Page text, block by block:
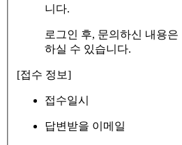
니다.
로그인 후, 문의하신 내용
하실 수 있습니다.
[접수 정보]
접수일시
답변받을 이메일